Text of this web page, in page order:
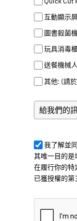
互動顯示
圖書殺菌
玩具消毒
送餐機械人
其他: (請
我了解並
其唯一目的是
在履行你的特
已獲授權的第